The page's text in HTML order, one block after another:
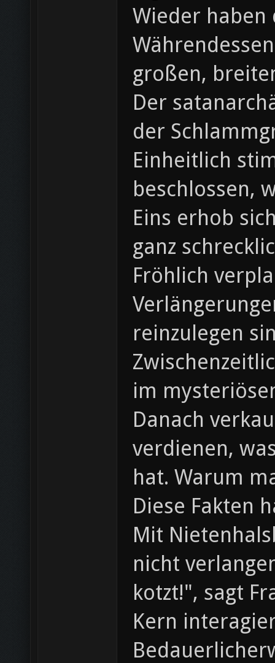
Wieder haben
großen,
Der
der
Einheitlich
beschlossen,
Eins erhob
ganz
Fröhlich
reinzulegen
im
Danach
verdienen,
hat. Warum
Diese Fakten
Mit
nicht
kotzt!", sagt
Kern